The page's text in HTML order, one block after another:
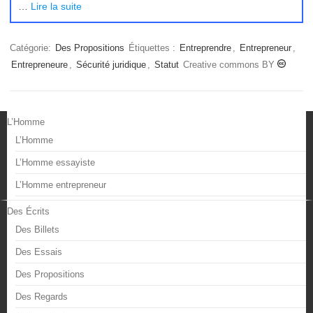
Lire la suite
Catégorie: Des Propositions Étiquettes : Entreprendre , Entrepreneur ,
Entrepreneure , Sécurité juridique , Statut Creative commons BY
L’Homme
L’Homme
L’Homme essayiste
L’Homme entrepreneur
Des Écrits
Des Billets
Des Essais
Des Propositions
Des Regards